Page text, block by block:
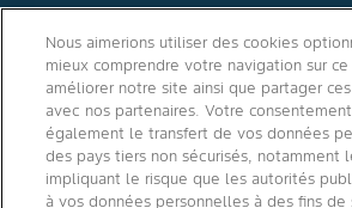
Contact
Qui sommes nous ?
Agro Bayer
Nous aimerions utiliser des cookies
mieux comprendre votre navigation sur
améliorer notre site ainsi que partager
avec nos partenaires. Votre
également le transfert de vos données
des pays tiers non sécurisés, notamment
impliquant le risque que les autorités
à vos données personnelles à des fins de